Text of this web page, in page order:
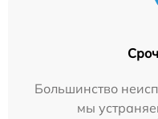
Большинство
мы